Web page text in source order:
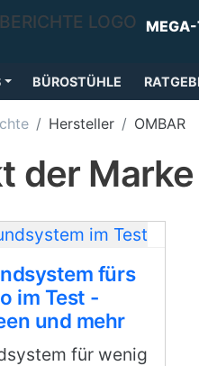
MEGA-
BÜROSTÜHLE
Hersteller OMBAR
der Marke
fürs
im Test -
und mehr
für wenig